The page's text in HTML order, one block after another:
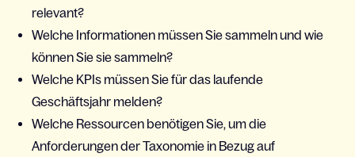
relevant?
Welche Informationen müssen Sie sammeln und wie
können Sie sie sammeln?
Welche KPIs müssen Sie für das laufende
Geschäftsjahr melden?
Welche Ressourcen benötigen Sie, um die
Anforderungen der Taxonomie in Bezug auf